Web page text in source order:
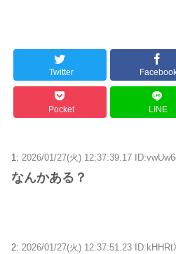
Twitter
Pocket LINE
1: 2026/01/27(火) 12:37:39.17
なんかある？
2: 2026/01/27(火) 12:37:51.23